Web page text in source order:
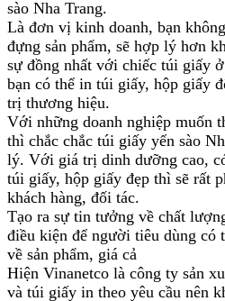
sào Nha Trang.
Là đơn vị kinh doanh, bạn
đựng sản phẩm, sẽ hợp lý hơn
sự đồng nhất với chiếc túi giấy
bạn có thể in túi giấy, hộp giấy
trị thương hiệu.
Với những doanh nghiệp muốn
thì chắc chắc túi giấy yến sào
lý. Với giá trị dinh dưỡng cao,
túi giấy, hộp giấy đẹp thì sẽ rất
khách hàng, đối tác.
Tạo ra sự tin tưởng về chất
điều kiện để người tiêu dùng có
về sản phẩm, giá cả
Hiện Vinanetco là công ty sản
và túi giấy in theo yêu cầu nên